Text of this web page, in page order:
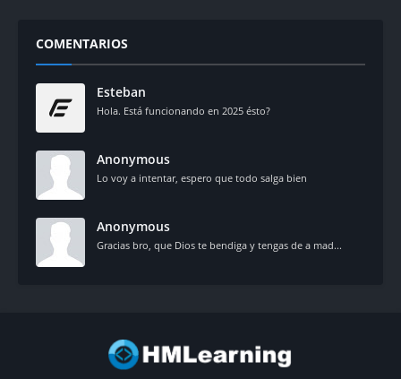
COMENTARIOS
Esteban
Hola. Está funcionando en 2025 ésto?
Anonymous
Lo voy a intentar, espero que todo salga bien
Anonymous
Gracias bro, que Dios te bendiga y tengas de a mad...